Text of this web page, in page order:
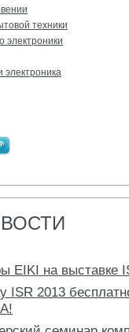
техники
электроники
электроника
EIKI на выставке
ISR 2013